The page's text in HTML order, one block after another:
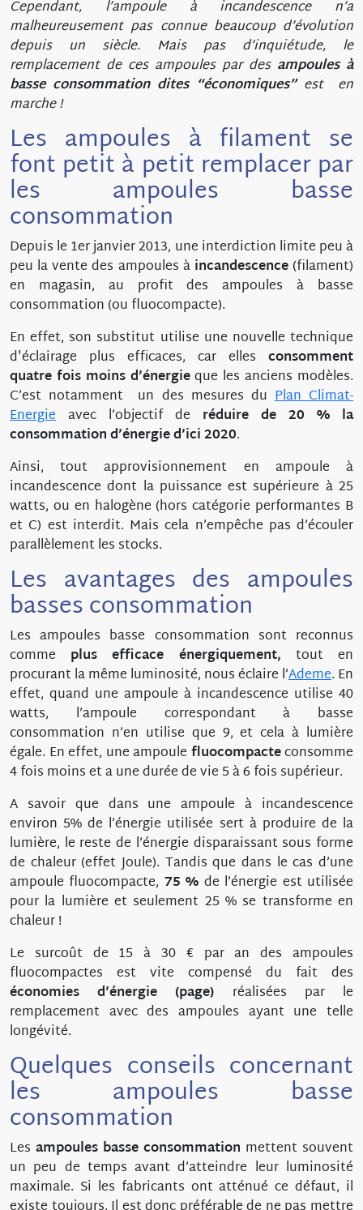
Cependant, l’ampoule à incandescence n’a
malheureusement pas connue beaucoup d’évolution
depuis un siècle. Mais pas d’inquiétude, le
remplacement de ces ampoules par des ampoules à
basse consommation dites “économiques” est en
marche !
Les ampoules à filament se
font petit à petit remplacer par
les ampoules basse
consommation
Depuis le 1er janvier 2013, une interdiction limite peu à
peu la vente des ampoules à incandescence(filament)
en magasin, au profit des ampoules à basse
consommation (ou fluocompacte).
En effet, son substitut utilise une nouvelle technique
d'éclairage plus efficaces, car elles consomment
quatre fois moins d’énergieque les anciens modèles.
C’est notamment un des mesures duPlan Climat-
Energie avec l’objectif de réduire de 20 % la
consommation d’énergie d’ici 2020.
Ainsi, tout approvisionnement en ampoule à
incandescence dont la puissance est supérieure à 25
watts, ou en halogène (hors catégorie performantes B
et C) est interdit. Mais cela n’empêche pas d’écouler
parallèlement les stocks.
Les avantages des ampoules
basses consommation
Les ampoules basse consommation sont reconnus
comme plus efficace énergiquement, tout en
procurant la même luminosité, nous éclaire l’Ademe. En
effet, quand une ampoule à incandescence utilise 40
watts, l’ampoule correspondant à basse
consommation n’en utilise que 9, et cela à lumière
égale. En effet, une ampoule fluocompacteconsomme
4 fois moins et a une durée de vie 5 à 6 fois supérieur.
A savoir que dans une ampoule à incandescence
environ 5% de l’énergie utilisée sert à produire de la
lumière, le reste de l’énergie disparaissant sous forme
de chaleur (effet Joule). Tandis que dans le cas d’une
ampoule fluocompacte, 75 % de l’énergie est utilisée
pour la lumière et seulement 25 % se transforme en
chaleur !
Le surcoût de 15 à 30 € par an des ampoules
fluocompactes est vite compensé du fait des
économies d’énergie (page) réalisées par le
remplacement avec des ampoules ayant une telle
longévité.
Quelques conseils concernant
les ampoules basse
consommation
Les ampoules basse consommation mettent souvent
un peu de temps avant d’atteindre leur luminosité
maximale. Si les fabricants ont atténué ce défaut, il